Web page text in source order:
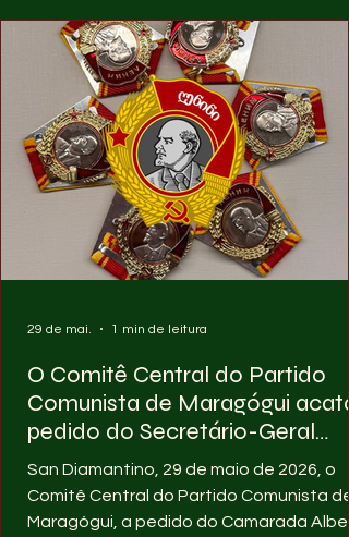
O Comitê Central do Partido
Comunista de Maragógui acata
pedido do Secretário-Geral
Alberto Gato e cria Ordem de
Lênin
San Diamantino, 29 de maio de 2026, o
Comitê Central do Partido Comunista de
Maragógui, a pedido do Camarada
29 de mai. 1 min de leitura